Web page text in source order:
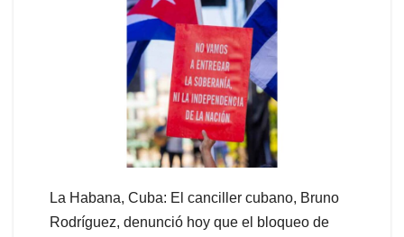
La Habana, Cuba: El canciller cubano, Bruno
Rodríguez, denunció hoy que el bloqueo de